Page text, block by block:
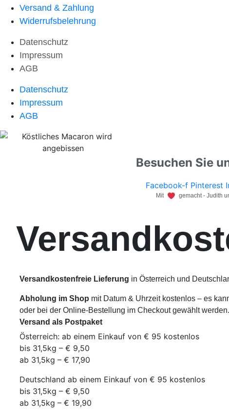
Versand & Zahlung
Widerrufsbelehrung
Datenschutz
Impressum
AGB
Datenschutz
Impressum
AGB
Besuchen Sie
Facebook-f Pinterest
Mit gemacht - Judith
Versandkostenfreie Lieferung in Österreich und
Abholung im Shop mit Datum & Uhrzeit kostenlos – es
oder bei der Online-Bestellung im Checkout gewählt werden.
Versand als Postpaket
Österreich: ab einem Einkauf von € 95 kostenlos
bis 31,5kg – € 9,50
ab 31,5kg – € 17,90
Deutschland ab einem Einkauf von € 95 kostenlos
bis 31,5kg – € 9,50
ab 31,5kg – € 19,90